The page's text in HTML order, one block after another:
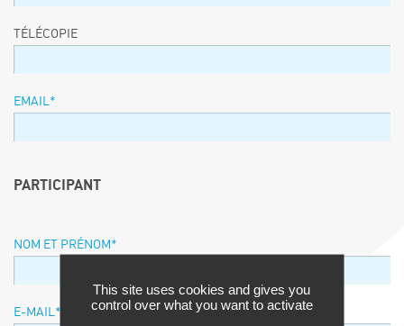
TÉLÉCOPIE
EMAIL *
PARTICIPANT
NOM ET PRÉNOM *
E-MAIL *
This site uses cookies and gives you
control over what you want to activate